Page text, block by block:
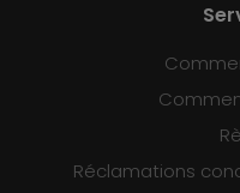
Réclamations